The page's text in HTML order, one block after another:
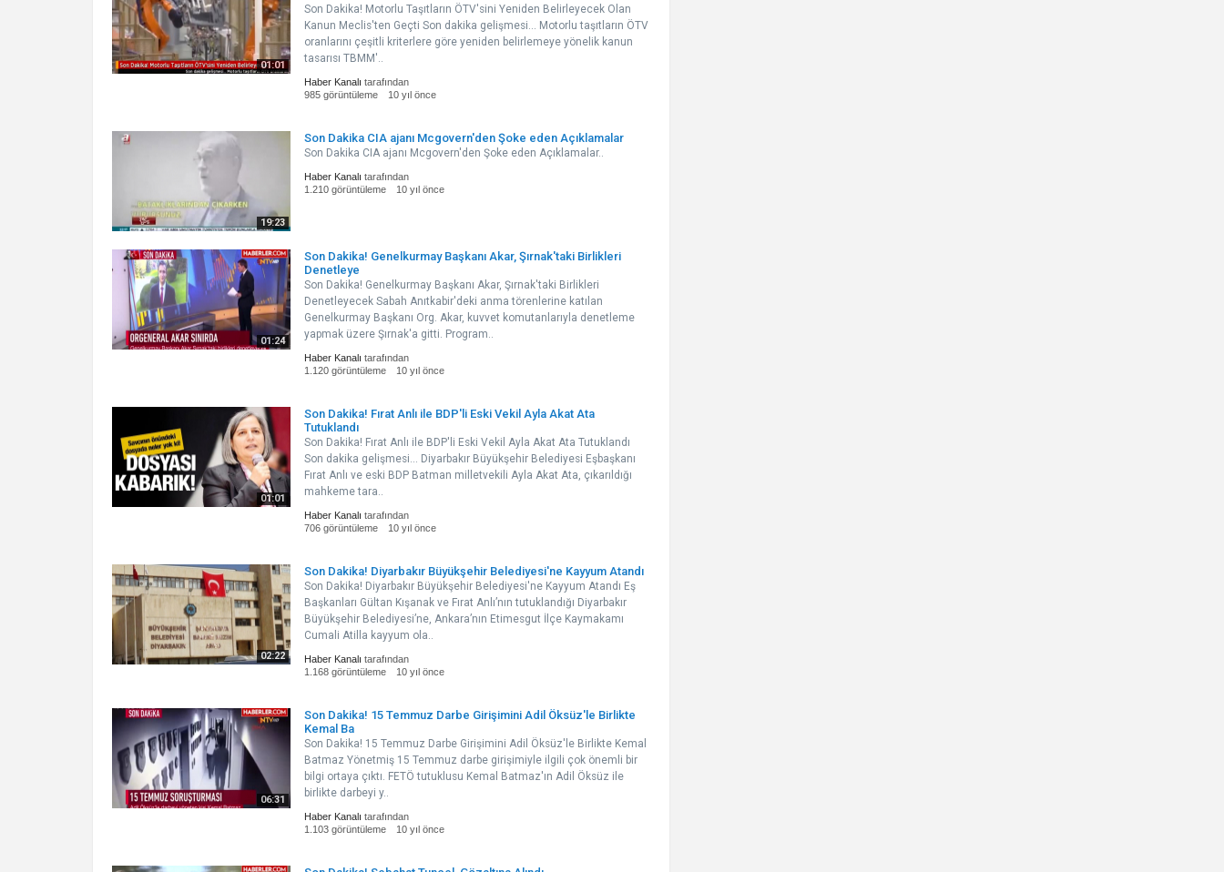
01:01
Son Dakika! Motorlu Taşıtların ÖTV'sini Yeniden Belirleyecek Olan
Kanun Meclis'ten Geçti Son dakika gelişmesi... Motorlu taşıtların ÖTV
oranlarını çeşitli kriterlere göre yeniden belirlemeye yönelik kanun
tasarısı TBMM'..
Haber Kanalı tarafından
985 görüntüleme
10 yıl önce
19:23
Son Dakika CIA ajanı Mcgovern'den Şoke eden Açıklamalar
Son Dakika CIA ajanı Mcgovern'den Şoke eden Açıklamalar..
Haber Kanalı tarafından
1.210 görüntüleme
10 yıl önce
01:24
Son Dakika! Genelkurmay Başkanı Akar, Şırnak'taki Birlikleri
Denetleye
Son Dakika! Genelkurmay Başkanı Akar, Şırnak'taki Birlikleri
Denetleyecek Sabah Anıtkabir'deki anma törenlerine katılan
Genelkurmay Başkanı Org. Akar, kuvvet komutanlarıyla denetleme
yapmak üzere Şırnak'a gitti. Program..
Haber Kanalı tarafından
1.120 görüntüleme
10 yıl önce
01:01
Son Dakika! Fırat Anlı ile BDP'li Eski Vekil Ayla Akat Ata
Tutuklandı
Son Dakika! Fırat Anlı ile BDP'li Eski Vekil Ayla Akat Ata Tutuklandı
Son dakika gelişmesi... Diyarbakır Büyükşehir Belediyesi Eşbaşkanı
Fırat Anlı ve eski BDP Batman milletvekili Ayla Akat Ata, çıkarıldığı
mahkeme tara..
Haber Kanalı tarafından
706 görüntüleme
10 yıl önce
02:22
Son Dakika! Diyarbakır Büyükşehir Belediyesi'ne Kayyum Atandı
Son Dakika! Diyarbakır Büyükşehir Belediyesi'ne Kayyum Atandı Eş
Başkanları Gültan Kışanak ve Fırat Anlı’nın tutuklandığı Diyarbakır
Büyükşehir Belediyesi’ne, Ankara’nın Etimesgut İlçe Kaymakamı
Cumali Atilla kayyum ola..
Haber Kanalı tarafından
1.168 görüntüleme
10 yıl önce
06:31
Son Dakika! 15 Temmuz Darbe Girişimini Adil Öksüz'le Birlikte
Kemal Ba
Son Dakika! 15 Temmuz Darbe Girişimini Adil Öksüz'le Birlikte Kemal
Batmaz Yönetmiş 15 Temmuz darbe girişimiyle ilgili çok önemli bir
bilgi ortaya çıktı. FETÖ tutuklusu Kemal Batmaz'ın Adil Öksüz ile
birlikte darbeyi y..
Haber Kanalı tarafından
1.103 görüntüleme
10 yıl önce